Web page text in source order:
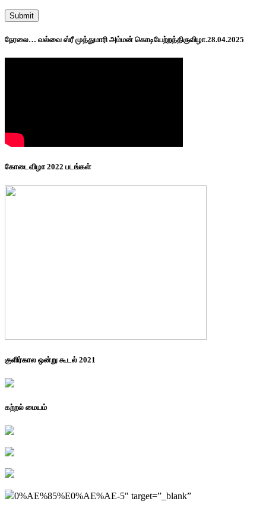
நேரலை… வல்வை ஸ்ரீ முத்துமாரி அம்மன் கொடியேற்றத்திருவிழா.28.04.2025
கோடைவிழா 2022 படங்கள்
குளிர்கால ஒன்று கூடல் 2021
கற்றல் மையம்
0%AE%85%E0%AE%AE-5″ target=”_blank”